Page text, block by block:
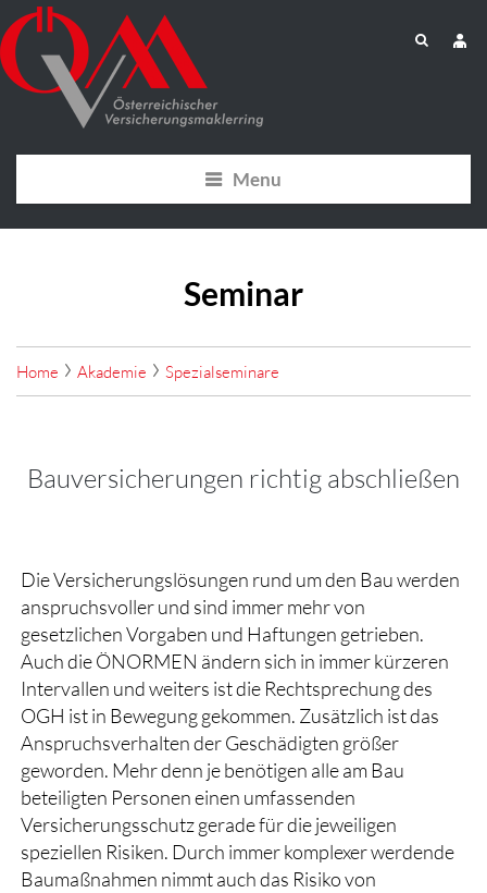
Menu
Seminar
Home Akademie Spezialseminare
Bauversicherungen richtig abschließen
Die Versicherungslösungen rund um den Bau werden
anspruchsvoller und sind immer mehr von
gesetzlichen Vorgaben und Haftungen getrieben.
Auch die ÖNORMEN ändern sich in immer kürzeren
Intervallen und weiters ist die Rechtsprechung des
OGH ist in Bewegung gekommen. Zusätzlich ist das
Anspruchsverhalten der Geschädigten größer
geworden. Mehr denn je benötigen alle am Bau
beteiligten Personen einen umfassenden
Versicherungsschutz gerade für die jeweiligen
speziellen Risiken. Durch immer komplexer werdende
Baumaßnahmen nimmt auch das Risiko von